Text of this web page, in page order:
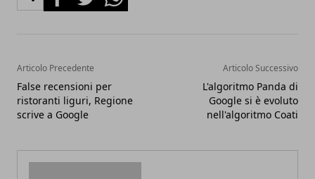
Articolo Precedente
False recensioni per
ristoranti liguri, Regione
scrive a Google
Articolo Successivo
L'algoritmo Panda di
Google si è evoluto
nell'algoritmo Coati